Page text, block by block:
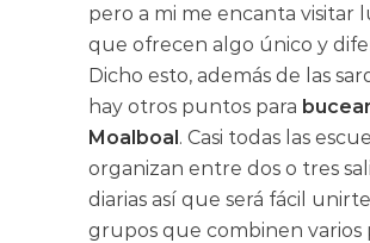
pero a mi me encanta visitar
que ofrecen algo único y
Dicho esto, además de las
hay otros puntos para
Moalboal. Casi todas las
organizan entre dos o tres
diarias así que será fácil
grupos que combinen varios